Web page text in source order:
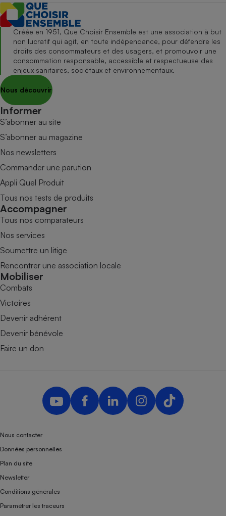
Créée en 1951, Que Choisir Ensemble est une association à but
non lucratif qui agit, en toute indépendance, pour défendre les
droits des consommateurs et des usagers, et promouvoir une
consommation responsable, accessible et respectueuse des
enjeux sanitaires, sociétaux et environnementaux.
Nous découvrir
Informer
S’abonner au site
S’abonner au magazine
Nos newsletters
Commander une parution
Appli Quel Produit
Tous nos tests de produits
Accompagner
Tous nos comparateurs
Nos services
Soumettre un litige
Rencontrer une association locale
Mobiliser
Combats
Victoires
Devenir adhérent
Devenir bénévole
Faire un don
Nous contacter
Données personnelles
Plan du site
Newsletter
Conditions générales
Paramétrer les traceurs